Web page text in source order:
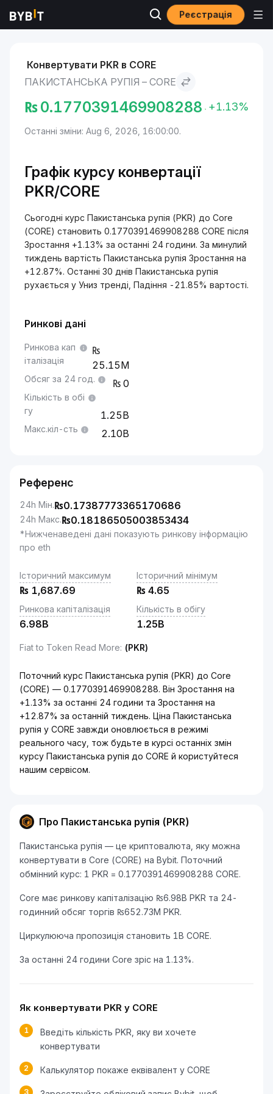
Реєстрація
Ринки Пакистанська рупія to Core
Конвертувати PKR в CORE
ПАКИСТАНСЬКА РУПІЯ – CORE
₨0.1770391469908288 +1.13%
Останні зміни: Aug 6, 2026, 16:00:00.
Графік курсу конвертації
PKR/CORE
Сьогодні курс Пакистанська рупія (PKR) до Core
(CORE) становить 0.1770391469908288 CORE після
Зростання +1.13% за останні 24 години. За минулий
тиждень вартість Пакистанська рупія Зростання на
+12.87%. Останні 30 днів Пакистанська рупія
рухається у Униз тренді, Падіння -21.85% вартості.
Ринкові дані
Ринкова кап
італізація
25.15M
Обсяг за 24 год. 0
Кількість в обі
гу
1.25B
Макс.кіл-сть 2.10B
Референс
24h Мін.₨0.17387773365170686
24h Макс.₨0.18186505003853434
*Нижченаведені дані показують ринкову інформацію
про eth
Історичний максимум
₨ 1,687.69
Історичний мінімум
₨ 4.65
Ринкова капіталізація
6.98B
Кількість в обігу
1.25B
Fiat to Token Read More: (PKR)
Поточний курс Пакистанська рупія (PKR) до Core
(CORE) — 0.1770391469908288. Він Зростання на
+1.13% за останні 24 години та Зростання на
+12.87% за останній тиждень. Ціна Пакистанська
рупія у CORE завжди оновлюється в режимі
реального часу, тож будьте в курсі останніх змін
курсу Пакистанська рупія до CORE й користуйтеся
нашим сервісом.
Про Пакистанська рупія (PKR)
Пакистанська рупія — це криптовалюта, яку можна
конвертувати в Core (CORE) на Bybit. Поточний
обмінний курс: 1 PKR = 0.1770391469908288 CORE.
Core має ринкову капіталізацію ₨6.98B PKR та 24-
годинний обсяг торгів ₨652.73M PKR.
Циркулююча пропозиція становить 1B CORE.
За останні 24 години Core зріс на 1.13%.
Як конвертувати PKR у CORE
1
Введіть кількість PKR, яку ви хочете
конвертувати
2 Калькулятор покаже еквівалент у CORE
3